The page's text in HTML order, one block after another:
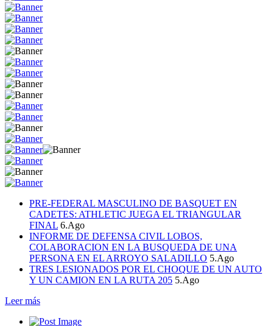
PRE-FEDERAL MASCULINO DE BASQUET EN
CADETES: ATHLETIC JUEGA EL TRIANGULAR
FINAL 6.Ago
INFORME DE DEFENSA CIVIL LOBOS,
COLABORACION EN LA BUSQUEDA DE UNA
PERSONA EN EL ARROYO SALADILLO 5.Ago
TRES LESIONADOS POR EL CHOQUE DE UN AUTO
Y UN CAMION EN LA RUTA 205 5.Ago
Leer más